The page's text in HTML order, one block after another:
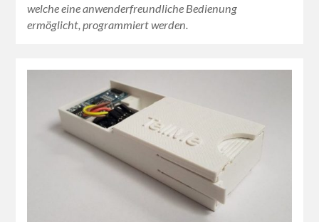
welche eine anwenderfreundliche Bedienung
ermöglicht, programmiert werden.